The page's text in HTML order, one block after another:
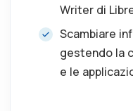
Writer di
Scambiare
gestendo la
e le